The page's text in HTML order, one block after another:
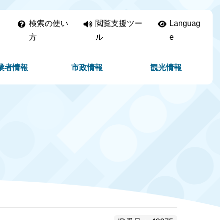
検索の使い
方
閲覧支援ツー
ル
Languag
e
者情報 市政情報 観光情報